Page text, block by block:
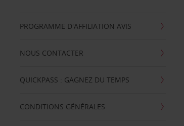
PROGRAMME D'AFFILIATION AVIS
NOUS CONTACTER
QUICKPASS : GAGNEZ DU TEMPS
CONDITIONS GÉNÉRALES